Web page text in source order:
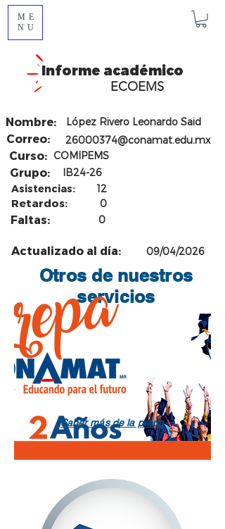
ME
NU
Informe académico
ECOEMS
Nombre: López Rivero Leonardo Said
Correo: 26000374@conamat.edu.mx
Curso: COMIPEMS
Grupo:
IB24-26
Asistencias:
12
Retardos: 0
Faltas: 0
Actualizado al día: 09/04/2026
Otros de nuestros
servicios
Saber más de la prepa